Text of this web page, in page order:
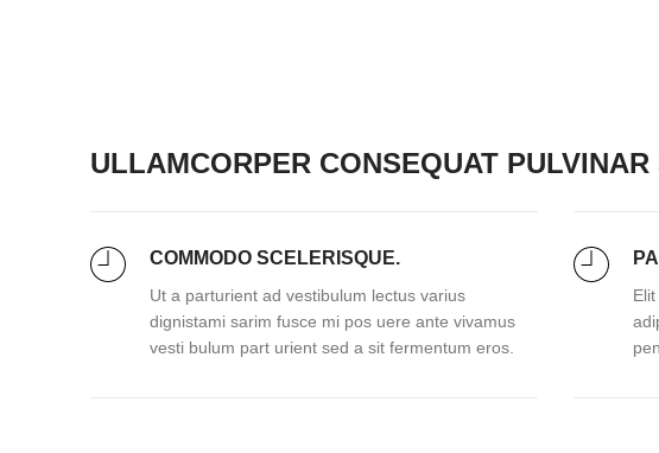
ULLAMCORPER CONSEQUAT
COMMODO SCELERISQUE.
Ut a parturient ad vestibulum lectus varius
dignistami sarim fusce mi pos uere ante vivamus
vesti bulum part urient sed a sit fermentum eros.